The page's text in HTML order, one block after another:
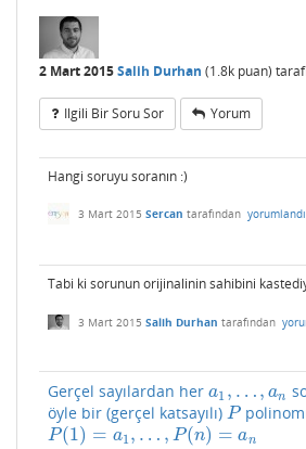
2 Mart 2015Salih Durhan (1.8k puan)
Ilgili Bir Soru Sor Yorum
Hangi soruyu soranın :)
3 Mart 2015 Sercan tarafından yorumlandı
Tabi ki sorunun orijinalinin sahibini
3 Mart 2015 Salih Durhan tarafından
Gerçel sayılardan her a1 , …, an
a1 ,… a n
öyle bir (gerçel katsayılı) P
P
P(1) = a1, … , P(n) = an
P(1)=a 1,…,P n) = a n